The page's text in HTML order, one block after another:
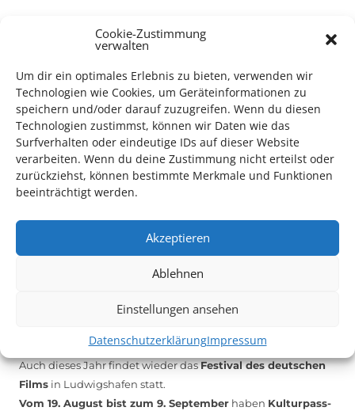
Cookie-Zustimmung
verwalten
Um dir ein optimales Erlebnis zu bieten, verwenden wir
Technologien wie Cookies, um Geräteinformationen zu
speichern und/oder darauf zuzugreifen. Wenn du diesen
Technologien zustimmst, können wir Daten wie das
Surfverhalten oder eindeutige IDs auf dieser Website
verarbeiten. Wenn du deine Zustimmung nicht erteilst oder
zurückziehst, können bestimmte Merkmale und Funktionen
beeinträchtigt werden.
Akzeptieren
Ablehnen
Einstellungen ansehen
DatenschutzerklärungImpressum
TECHNIK SUPPORT GESUCHT!
Das Kulturparkett freut sich stets über
ehrenamtliche
Mithilfe im Bereich Technik. Sie haben Interesse? Dann
melden Sie sich unterinfo@kulturparkett-rhein-neckar.de
*KULTURTIPP SOMMERPAUSE: FESTIVAL DES DEUTSCHEN FILMS*
Auch dieses Jahr findet wieder dasFestival des deutschen
Films in Ludwigshafen statt.
Vom 19. August bist zum 9. September haben Kulturpass-